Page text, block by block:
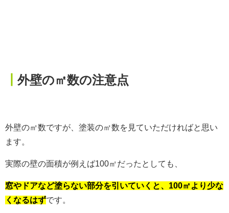
外壁の㎡数の注意点
外壁の㎡数ですが、塗装の㎡数を見ていただければと思い
ます。
実際の壁の面積が例えば100㎡だったとしても、
窓やドアなど塗らない部分を引いていくと、100㎡より少な
くなるはずです。